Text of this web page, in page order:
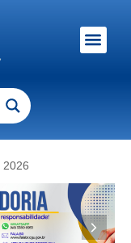
2026